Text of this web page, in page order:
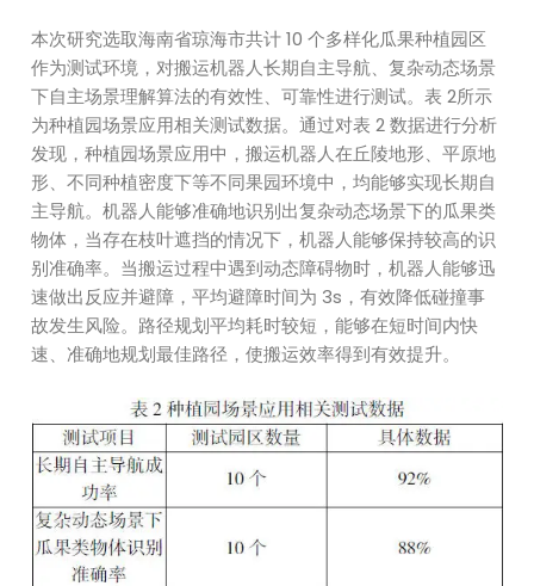
本次研究选取海南省琼海市共计 10 个多样化瓜果种植园区
作为测试环境，对搬运机器人长期自主导航、复杂动态场景
下自主场景理解算法的有效性、可靠性进行测试。表 2所示
为种植园场景应用相关测试数据。通过对表 2 数据进行分析
发现，种植园场景应用中，搬运机器人在丘陵地形、平原地
形、不同种植密度下等不同果园环境中，均能够实现长期自
主导航。机器人能够准确地识别出复杂动态场景下的瓜果类
物体，当存在枝叶遮挡的情况下，机器人能够保持较高的识
别准确率。当搬运过程中遇到动态障碍物时，机器人能够迅
速做出反应并避障，平均避障时间为 3s，有效降低碰撞事
故发生风险。路径规划平均耗时较短，能够在短时间内快
速、准确地规划最佳路径，使搬运效率得到有效提升。